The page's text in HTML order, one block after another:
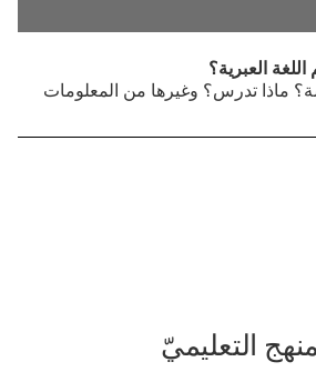
العبرية؟
ماذا تدرس؟ وغيرها من المعلومات
التعليميّ